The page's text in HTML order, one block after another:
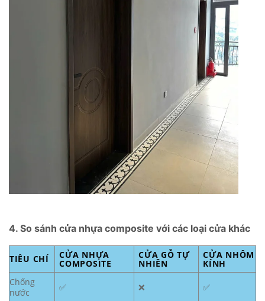
4. So sánh cửa nhựa composite với các loại cửa khác
TIÊU CHÍ CỬA NHỰA
COMPOSITE
CỬA GỖ TỰ
NHIÊN
CỬA NHÔM
KÍNH
Chống
nước
✅ ❌ ✅